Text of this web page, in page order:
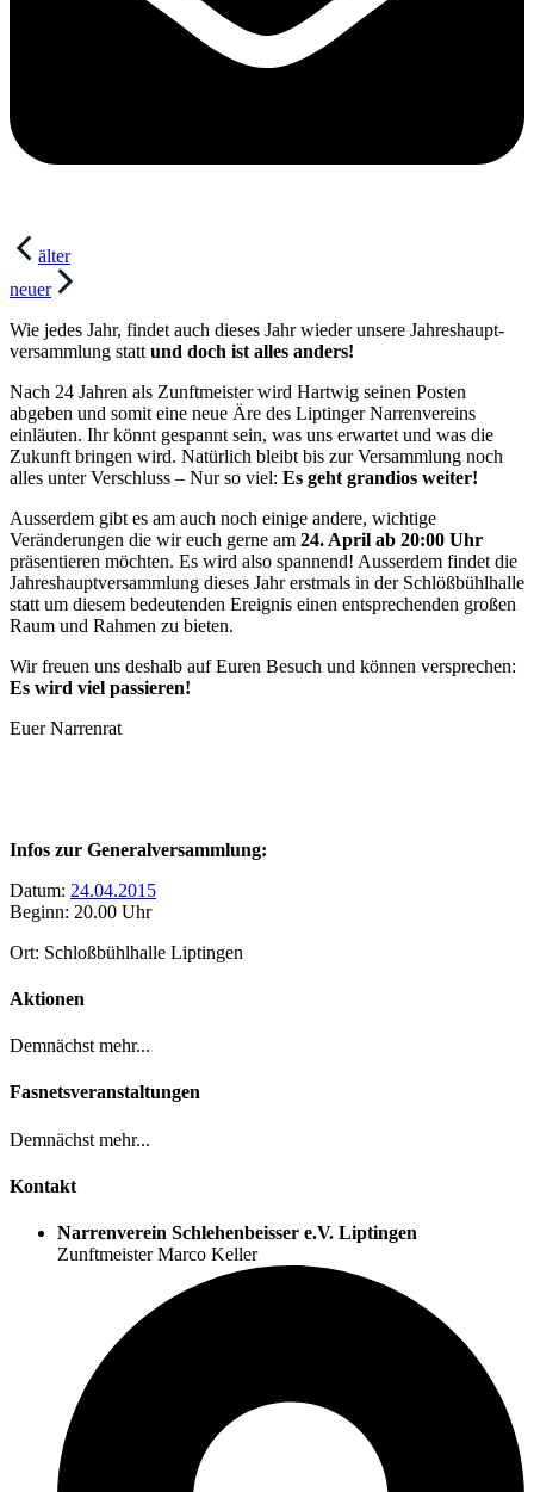
Beitragsnavigation
älter
neuer
Wie jedes Jahr, findet auch dieses Jahr wieder unsere Jah­res­haupt­
ver­samm­lung statt und doch ist alles anders!
Nach 24 Jahren als Zunftmeister wird Hartwig seinen Posten
abgeben und somit eine neue Äre des Liptinger Narrenvereins
einläuten. Ihr könnt gespannt sein, was uns erwartet und was die
Zukunft bringen wird. Natürlich bleibt bis zur Versammlung noch
alles unter Verschluss – Nur so viel: Es geht grandios weiter!
Ausserdem gibt es am auch noch einige andere, wichtige
Veränderungen die wir euch gerne am 24. April ab 20:00 Uhr
präsentieren möchten. Es wird also spannend! Ausserdem findet die
Jah­res­haupt­ver­samm­lung dieses Jahr erstmals in der Schlößbühlhalle
statt um diesem bedeutenden Ereignis einen entsprechenden großen
Raum und Rahmen zu bieten.
Wir freuen uns deshalb auf Euren Besuch und können versprechen:
Es wird viel passieren!
Euer Narrenrat
Infos zur Generalversammlung:
Datum: 24.04.2015
Beginn: 20.00 Uhr
Ort: Schloßbühlhalle Liptingen
Aktionen
Demnächst mehr...
Fasnetsveranstaltungen
Demnächst mehr...
Kontakt
Narrenverein Schlehenbeisser e.V. Liptingen
Zunftmeister Marco Keller